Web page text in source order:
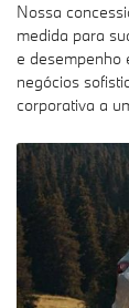
Nossa
medida para
e desempenho
negócios
corporativa a